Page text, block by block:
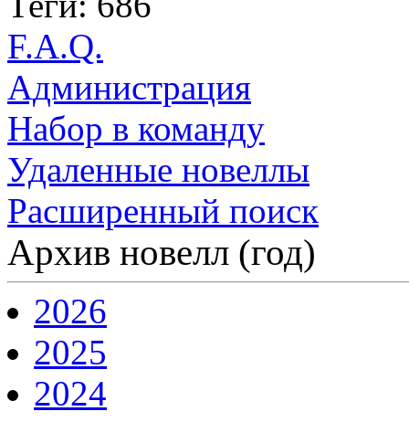
F.A.Q.
Администрация
Набор в команду
Удаленные новеллы
Расширенный поиск
Архив новелл (год)
2026
2025
2024